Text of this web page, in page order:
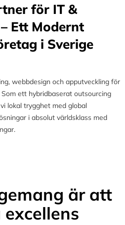
för IT &
Ett Modernt
i Sverige
webbdesign och apputveckling för
ett hybridbaserat outsourcing
lokal trygghet med global
i absolut världsklass med
är att